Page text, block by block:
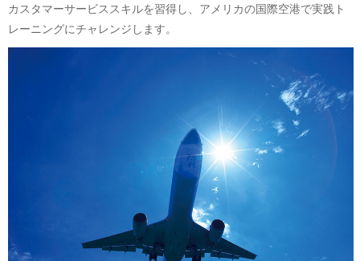
カスタマーサービススキルを習得し、アメリカの国際空港で実践ト
レーニングにチャレンジします。